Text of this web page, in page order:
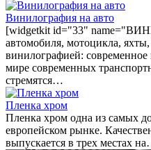
Винилография на авто
[widgetkit id="33"
автомобиля, мотоцикла,
винилографией:
мире современных
стремятся…
Пленка хром
Пленка хром одна из самых
европейском рынке.
выпускается в трех местах